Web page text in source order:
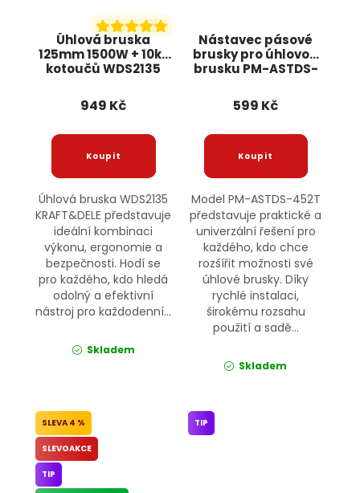
Úhlová bruska
125mm 1500W + 10ks
kotoučů WDS2135
949 Kč
Úhlová bruska WDS2135
KRAFT&DELE představuje
ideální kombinaci
výkonu, ergonomie a
bezpečnosti. Hodí se
pro každého, kdo hledá
odolný a efektivní
nástroj pro každodenní...
Skladem
Nástavec pásové
brusky pro úhlovou
brusku PM-ASTDS-
599 Kč
Model PM-ASTDS-452T
představuje praktické a
univerzální řešení pro
každého, kdo chce
rozšířit možnosti své
úhlové brusky. Díky
rychlé instalaci,
širokému rozsahu
použití a sadě...
Skladem
4 %
SLEVOAKCE
TIP
TIP